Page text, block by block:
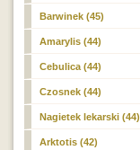
Barwinek (45)
Amarylis (44)
Cebulica (44)
Czosnek (44)
Nagietek lekarski (44)
Arktotis (42)